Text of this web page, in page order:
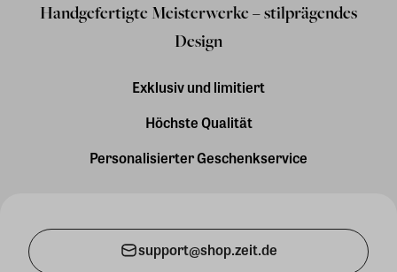
Handgefertigte Meisterwerke – stilprägendes
Design
Exklusiv und limitiert
Höchste Qualität
Personalisierter Geschenkservice
support@shop.zeit.de